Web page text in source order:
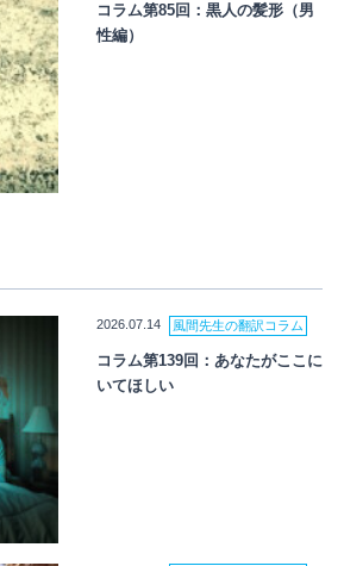
コラム第85回：黒人の髪形（男
性編）
2026.07.14 風間先生の翻訳コラム
コラム第139回：あなたがここに
いてほしい